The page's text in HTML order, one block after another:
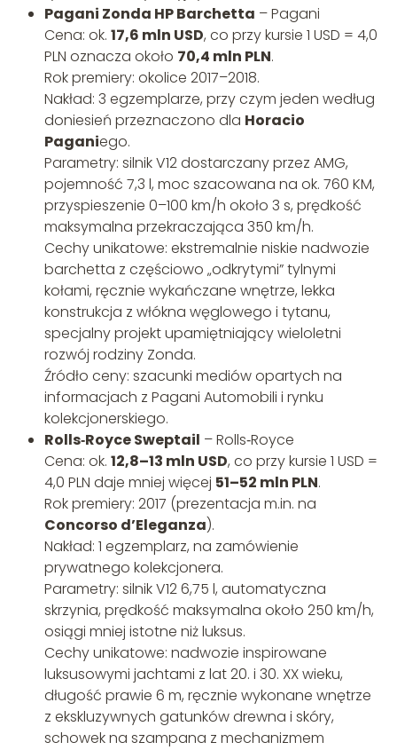
Pagani Zonda HP Barchetta – Pagani
Cena: ok. 17,6 mln USD, co przy kursie 1 USD = 4,0
PLN oznacza około 70,4 mln PLN.
Rok premiery: okolice 2017–2018.
Nakład: 3 egzemplarze, przy czym jeden według
doniesień przeznaczono dla Horacio
Paganiego.
Parametry: silnik V12 dostarczany przez AMG,
pojemność 7,3 l, moc szacowana na ok. 760 KM,
przyspieszenie 0–100 km/h około 3 s, prędkość
maksymalna przekraczająca 350 km/h.
Cechy unikatowe: ekstremalnie niskie nadwozie
barchetta z częściowo „odkrytymi” tylnymi
kołami, ręcznie wykańczane wnętrze, lekka
konstrukcja z włókna węglowego i tytanu,
specjalny projekt upamiętniający wieloletni
rozwój rodziny Zonda.
Źródło ceny: szacunki mediów opartych na
informacjach z Pagani Automobili i rynku
kolekcjonerskiego.
Rolls‑Royce Sweptail – Rolls‑Royce
Cena: ok. 12,8–13 mln USD, co przy kursie 1 USD =
4,0 PLN daje mniej więcej 51–52 mln PLN.
Rok premiery: 2017 (prezentacja m.in. na
Concorso d’Eleganza).
Nakład: 1 egzemplarz, na zamówienie
prywatnego kolekcjonera.
Parametry: silnik V12 6,75 l, automatyczna
skrzynia, prędkość maksymalna około 250 km/h,
osiągi mniej istotne niż luksus.
Cechy unikatowe: nadwozie inspirowane
luksusowymi jachtami z lat 20. i 30. XX wieku,
długość prawie 6 m, ręcznie wykonane wnętrze
z ekskluzywnych gatunków drewna i skóry,
schowek na szampana z mechanizmem